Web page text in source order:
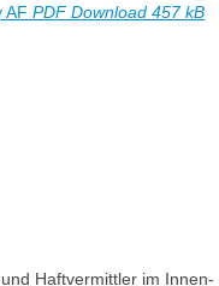
AF PDF Download 457 kB
Haftvermittler im Innen-